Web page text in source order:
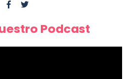
Podcast